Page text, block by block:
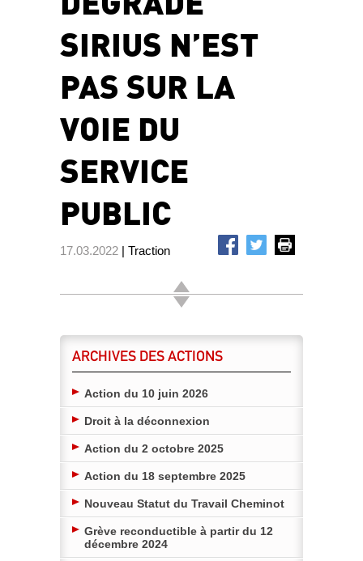
SIRIUS N’EST
PAS SUR LA
VOIE DU
SERVICE
PUBLIC
17.03.2022 | Traction
ARCHIVES DES ACTIONS
Action du 10 juin 2026
Droit à la déconnexion
Action du 2 octobre 2025
Action du 18 septembre 2025
Nouveau Statut du Travail Cheminot
Grève reconductible à partir du 12
décembre 2024